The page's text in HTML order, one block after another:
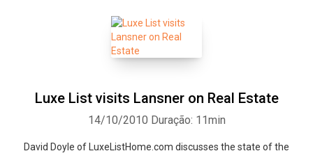
Luxe List visits Lansner on Real Estate
14/10/2010 Duração: 11min
David Doyle of LuxeListHome.com discusses the state of the